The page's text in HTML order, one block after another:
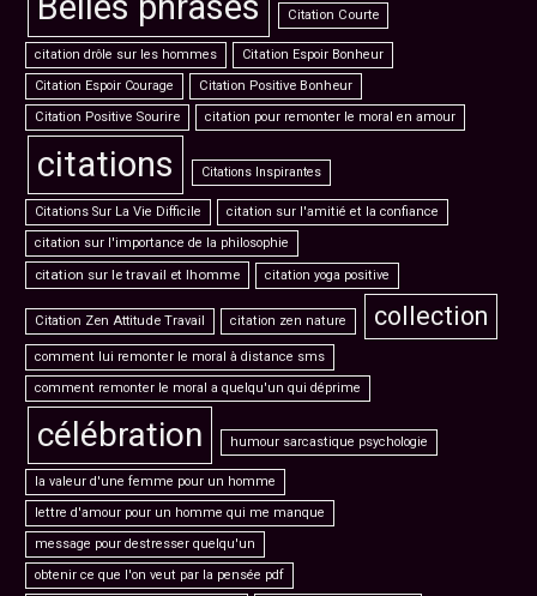
Citation Courte
citation drôle sur les hommes
Citation Espoir Bonheur
Citation Espoir Courage
Citation Positive Bonheur
Citation Positive Sourire
citation pour remonter le moral en amour
citations Citations Inspirantes
Citations Sur La Vie Difficile
citation sur l'amitié et la confiance
citation sur l'importance de la philosophie
citation sur le travail et lhomme citation yoga positive
Citation Zen Attitude Travail citation zen nature collection
comment lui remonter le moral à distance sms
comment remonter le moral a quelqu'un qui déprime
célébration humour sarcastique psychologie
la valeur d'une femme pour un homme
lettre d'amour pour un homme qui me manque
message pour destresser quelqu'un
obtenir ce que l'on veut par la pensée pdf